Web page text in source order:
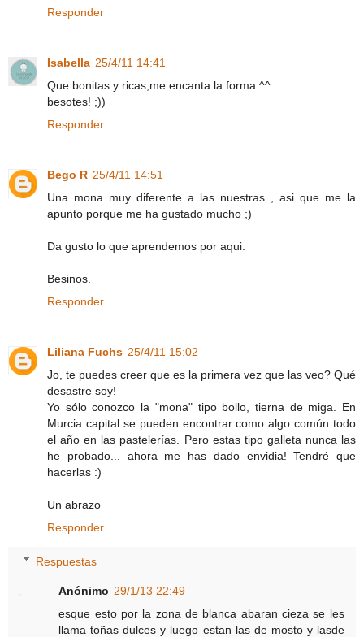
Responder
Isabella 25/4/11 14:41
Que bonitas y ricas,me encanta la forma ^^
besotes! ;))
Responder
Bego R 25/4/11 14:51
Una mona muy diferente a las nuestras , asi que me la
apunto porque me ha gustado mucho ;)
Da gusto lo que aprendemos por aqui.
Besinos.
Responder
Liliana Fuchs 25/4/11 15:02
Jo, te puedes creer que es la primera vez que las veo? Qué
desastre soy!
Yo sólo conozco la "mona" tipo bollo, tierna de miga. En
Murcia capital se pueden encontrar como algo común todo
el año en las pastelerías. Pero estas tipo galleta nunca las
he probado... ahora me has dado envidia! Tendré que
hacerlas :)
Un abrazo
Responder
Respuestas
Anónimo 29/1/13 22:49
esque esto por la zona de blanca abaran cieza se les
llama toñas dulces y luego estan las de mosto y lasde